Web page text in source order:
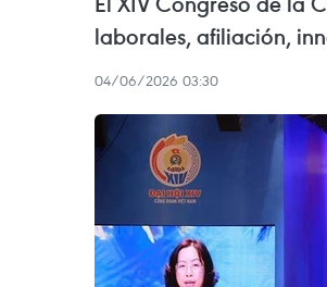
laborales, afiliación,
04/06/2026 03:30